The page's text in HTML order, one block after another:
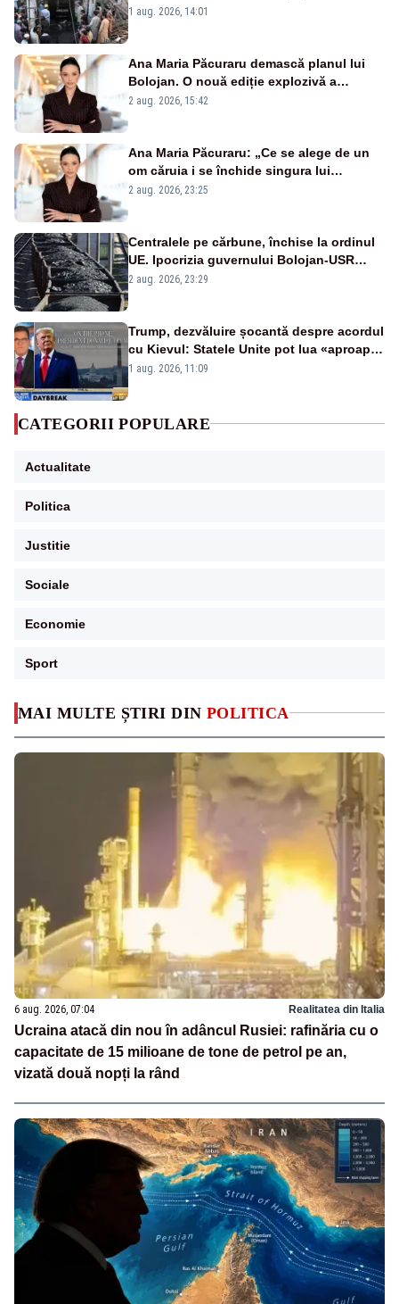
MAI MULTE ȘTIRI DIN POLITICA
6 aug. 2026, 07:04 Realitatea din Italia
Ucraina atacă din nou în adâncul Rusiei: rafinăria cu o
capacitate de 15 milioane de tone de petrol pe an,
vizată două nopți la rând
morți - VIDEO
1 aug. 2026, 14:01
Ana Maria Păcuraru demască planul lui
Bolojan. O nouă ediție explozivă a
emisiunii „Miza Zilei” la Realitatea PLUS
2 aug. 2026, 15:42
Ana Maria Păcuraru: „Ce se alege de un
om căruia i se închide singura lui
portiță?”
2 aug. 2026, 23:25
Centralele pe cărbune, închise la ordinul
UE. Ipocrizia guvernului Bolojan-USR
după starea de alertă
2 aug. 2026, 23:29
Trump, dezvăluire șocantă despre acordul
cu Kievul: Statele Unite pot lua «aproape
tot ce vor» din minele Ucrainei”
1 aug. 2026, 11:09
CATEGORII POPULARE
Actualitate
Politica
Justitie
Sociale
Economie
Sport